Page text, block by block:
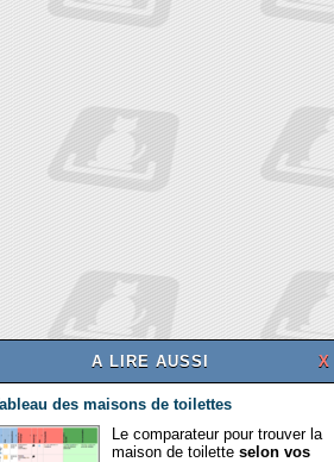
remplace en
Ils ne sont
A LIRE AUSSI X
des maisons de toilettes
Le comparateur pour trouver la
maison de toilette selon vos